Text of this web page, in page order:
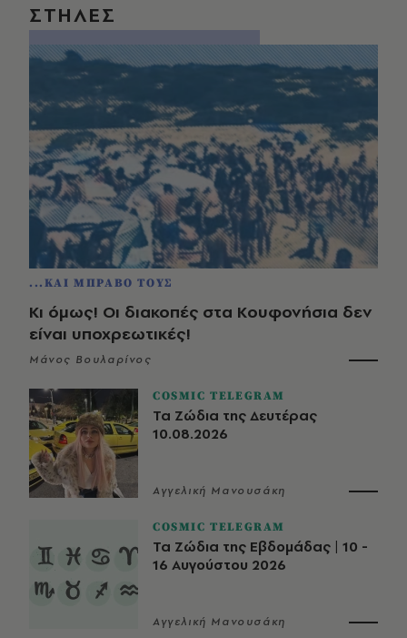
ΣΤΗΛΕΣ
...ΚΑΙ ΜΠΡΑΒΟ ΤΟΥΣ
Κι όμως! Οι διακοπές στα Κουφονήσια δεν
είναι υποχρεωτικές!
Μάνος Βουλαρίνος
COSMIC TELEGRAM
Τα Ζώδια της Δευτέρας
10.08.2026
Αγγελική Μανουσάκη
COSMIC TELEGRAM
Τα Ζώδια της Εβδομάδας | 10 -
16 Αυγούστου 2026
Αγγελική Μανουσάκη